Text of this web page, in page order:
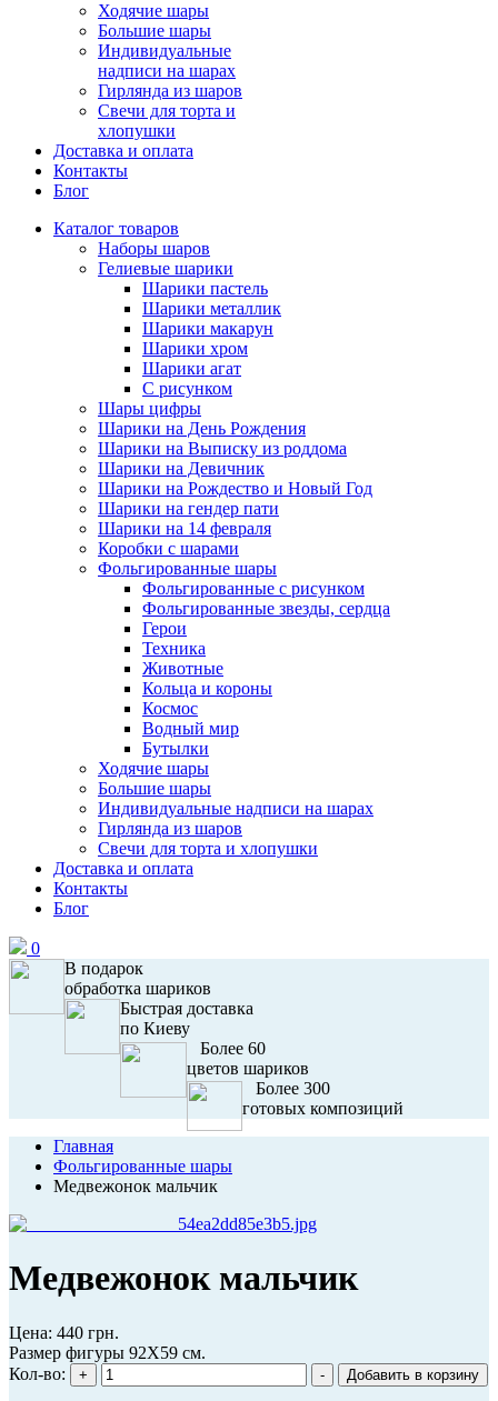
Ходячие шары
Большие шары
Индивидуальные
надписи на шарах
Гирлянда из шаров
Свечи для торта и
хлопушки
Доставка и оплата
Контакты
Блог
Каталог товаров
Наборы шаров
Гелиевые шарики
Шарики пастель
Шарики металлик
Шарики макарун
Шарики хром
Шарики агат
С рисунком
Шары цифры
Шарики на День Рождения
Шарики на Выписку из роддома
Шарики на Девичник
Шарики на Рождество и Новый Год
Шарики на гендер пати
Шарики на 14 февраля
Коробки с шарами
Фольгированные шары
Фольгированные с рисунком
Фольгированные звезды, сердца
Герои
Техника
Животные
Кольца и короны
Космос
Водный мир
Бутылки
Ходячие шары
Большие шары
Индивидуальные надписи на шарах
Гирлянда из шаров
Свечи для торта и хлопушки
Доставка и оплата
Контакты
Блог
0
В подарок
обработка шариков
Быстрая доставка
по Киеву
Более 60
цветов шариков
Более 300
готовых композиций
Главная
Фольгированные шары
Медвежонок мальчик
Медвежонок мальчик
Цена: 440 грн.
Размер фигуры 92X59 см.
Кол-во: